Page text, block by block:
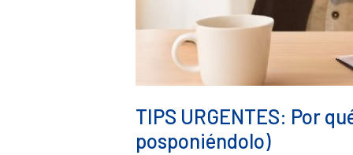
TIPS URGENTES: Por
posponiéndolo)